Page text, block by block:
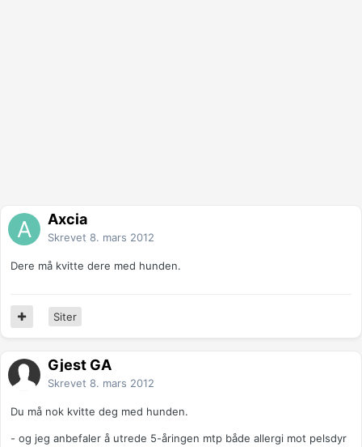
Axcia
Skrevet 8. mars 2012
Dere må kvitte dere med hunden.
Siter
Gjest GA
Skrevet 8. mars 2012
Du må nok kvitte deg med hunden.
- og jeg anbefaler å utrede 5-åringen mtp både allergi mot pelsdyr